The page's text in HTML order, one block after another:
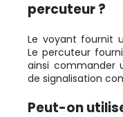
percuteur ?
Le voyant fournit
Le percuteur
ainsi commander
de signalisation
Peut-on